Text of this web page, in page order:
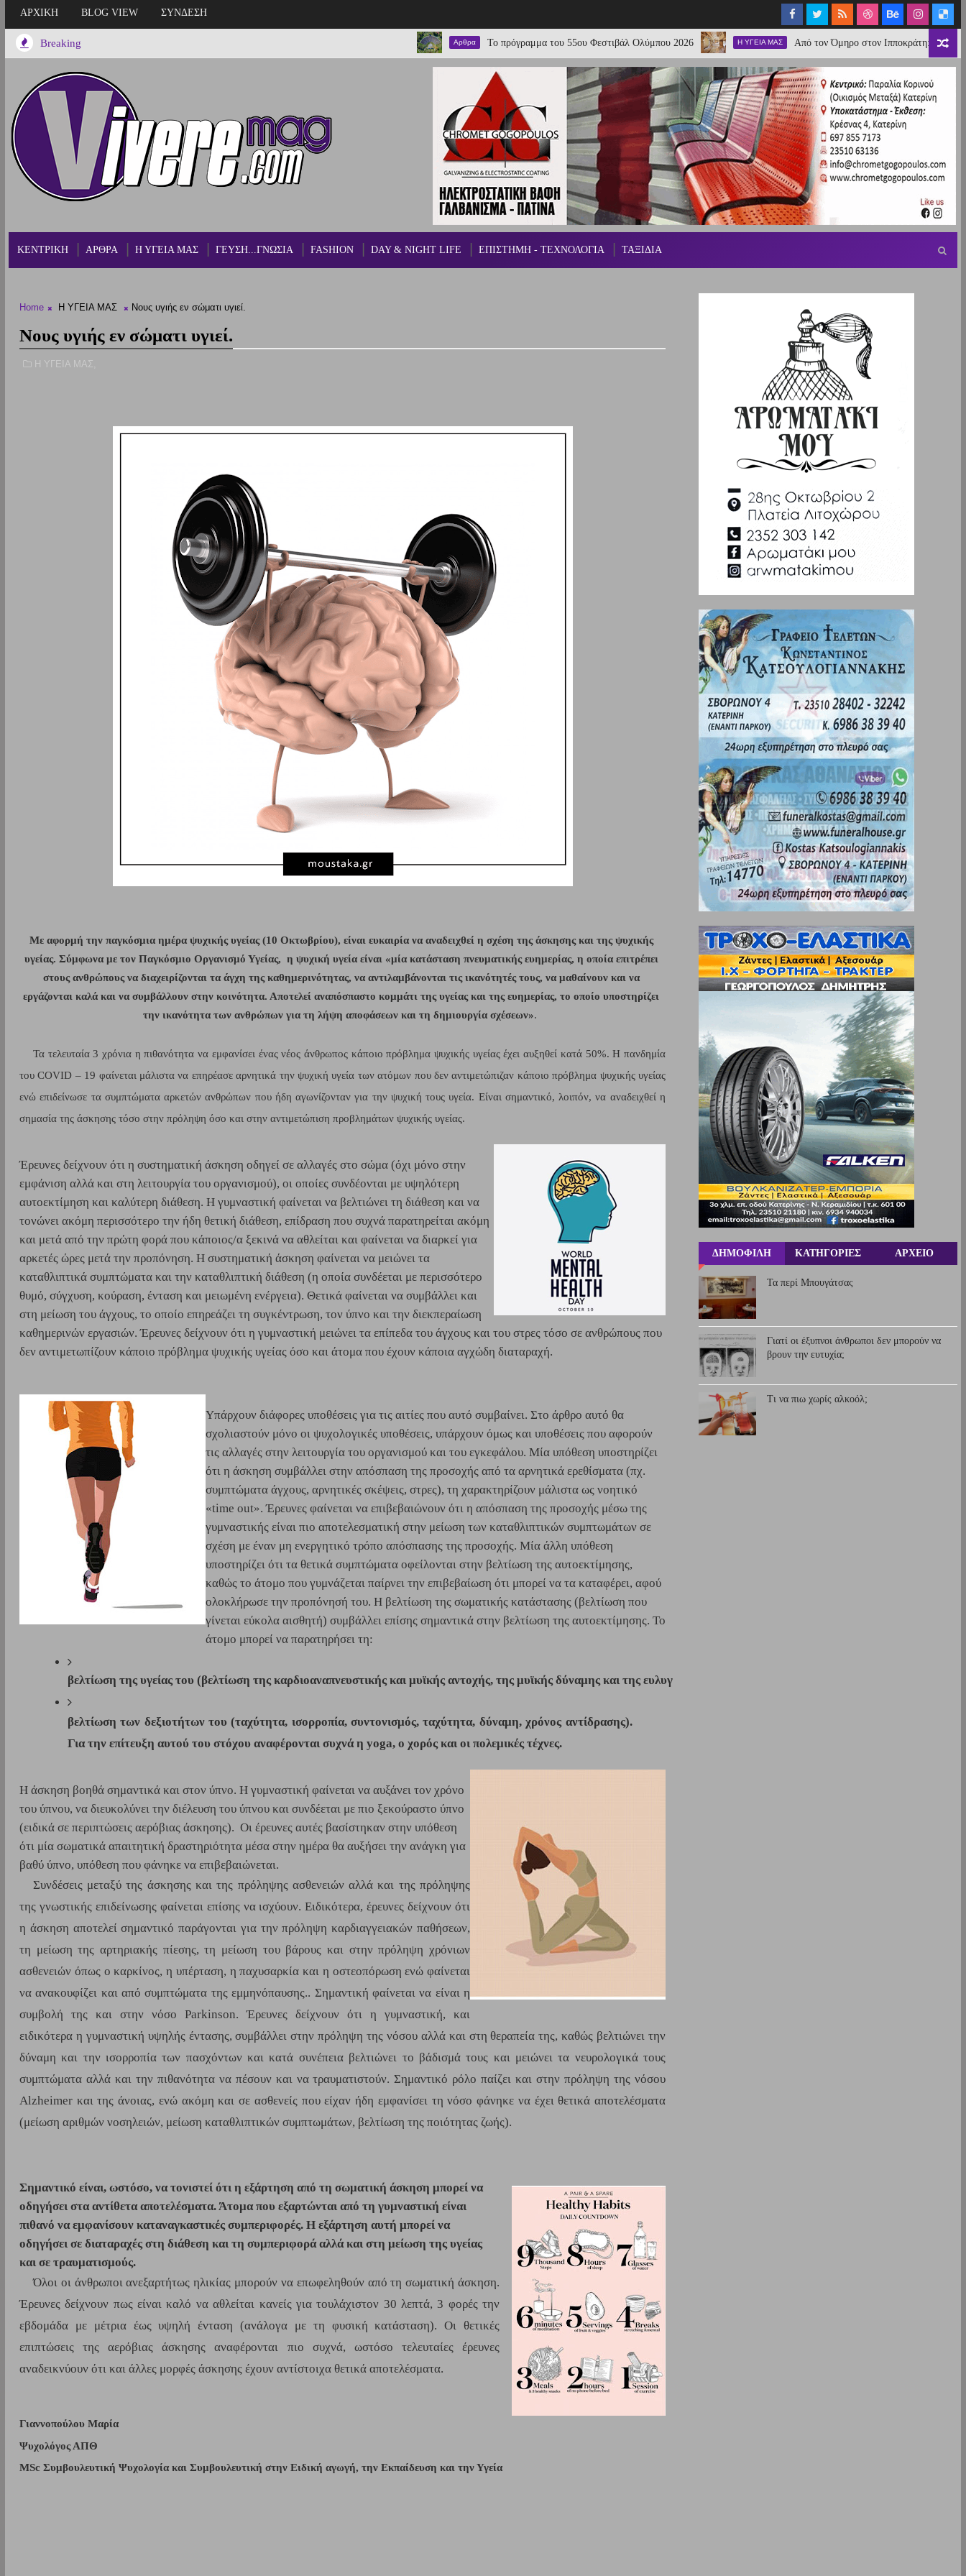
ΑΡΧΙΚΗ BLOG VIEW ΣΥΝΔΕΣΗ
Breaking Αρθρα Το πρόγραμμα του 55ου Φεστιβάλ Ολύμπου 2026 Η ΥΓΕΙΑ ΜΑΣ Από τον Όμηρο στον Ιπποκράτη: Τα Βήματα της
ΚΕΝΤΡΙΚΗ ΑΡΘΡΑ Η ΥΓΕΙΑ ΜΑΣ ΓΕΥΣΗ...ΓΝΩΣΙΑ FASHION DAY & NIGHT LIFE ΕΠΙΣΤΗΜΗ - ΤΕΧΝΟΛΟΓΙΑ ΤΑΞΙΔΙΑ
Home Η ΥΓΕΙΑ ΜΑΣ Νους υγιής εν σώματι υγιεί.
Νους υγιής εν σώματι υγιεί.
Η ΥΓΕΙΑ ΜΑΣ,
Με αφορμή την παγκόσμια ημέρα ψυχικής υγείας (10 Οκτωβρίου), είναι ευκαιρία να αναδειχθεί η σχέση της άσκησης και της ψυχικής
υγείας. Σύμφωνα με τον Παγκόσμιο Οργανισμό Υγείας,  η ψυχική υγεία είναι «μία κατάσταση πνευματικής ευημερίας, η οποία επιτρέπει
στους ανθρώπους να διαχειρίζονται τα άγχη της καθημερινότητας, να αντιλαμβάνονται τις ικανότητές τους, να μαθαίνουν και να
εργάζονται καλά και να συμβάλλουν στην κοινότητα. Αποτελεί αναπόσπαστο κομμάτι της υγείας και της ευημερίας, το οποίο υποστηρίζει
την ικανότητα των ανθρώπων για τη λήψη αποφάσεων και τη δημιουργία σχέσεων».
Τα τελευταία 3 χρόνια η πιθανότητα να εμφανίσει ένας νέος άνθρωπος κάποιο πρόβλημα ψυχικής υγείας έχει αυξηθεί κατά 50%. Η πανδημία
του COVID – 19 φαίνεται μάλιστα να επηρέασε αρνητικά την ψυχική υγεία των ατόμων που δεν αντιμετώπιζαν κάποιο πρόβλημα ψυχικής υγείας
ενώ επιδείνωσε τα συμπτώματα αρκετών ανθρώπων που ήδη αγωνίζονταν για την ψυχική τους υγεία. Είναι σημαντικό, λοιπόν, να αναδειχθεί η
σημασία της άσκησης τόσο στην πρόληψη όσο και στην αντιμετώπιση προβλημάτων ψυχικής υγείας.
Έρευνες δείχνουν ότι η συστηματική άσκηση οδηγεί σε αλλαγές στο σώμα (όχι μόνο στην
εμφάνιση αλλά και στη λειτουργία του οργανισμού), οι οποίες συνδέονται με υψηλότερη
αυτοεκτίμηση και καλύτερη διάθεση. Η γυμναστική φαίνεται να βελτιώνει τη διάθεση και να
τονώνει ακόμη περισσότερο την ήδη θετική διάθεση, επίδραση που συχνά παρατηρείται ακόμη
και μετά από την πρώτη φορά που κάποιος/α ξεκινά να αθλείται και φαίνεται να διαρκεί για
αρκετές ώρες μετά την προπόνηση. Η συστηματική άσκηση φαίνεται να μειώνει τα
καταθλιπτικά συμπτώματα και την καταθλιπτική διάθεση (η οποία συνδέεται με περισσότερο
θυμό, σύγχυση, κούραση, ένταση και μειωμένη ενέργεια). Θετικά φαίνεται να συμβάλλει και
στη μείωση του άγχους, το οποίο επηρεάζει τη συγκέντρωση, τον ύπνο και την διεκπεραίωση
καθημερινών εργασιών. Έρευνες δείχνουν ότι η γυμναστική μειώνει τα επίπεδα του άγχους και του στρες τόσο σε ανθρώπους που
δεν αντιμετωπίζουν κάποιο πρόβλημα ψυχικής υγείας όσο και άτομα που έχουν κάποια αγχώδη διαταραχή.
Υπάρχουν διάφορες υποθέσεις για τις αιτίες που αυτό συμβαίνει. Στο άρθρο αυτό θα
σχολιαστούν μόνο οι ψυχολογικές υποθέσεις, υπάρχουν όμως και υποθέσεις που αφορούν
τις αλλαγές στην λειτουργία του οργανισμού και του εγκεφάλου. Μία υπόθεση υποστηρίζει
ότι η άσκηση συμβάλλει στην απόσπαση της προσοχής από τα αρνητικά ερεθίσματα (πχ.
συμπτώματα άγχους, αρνητικές σκέψεις, στρες), τη χαρακτηρίζουν μάλιστα ως νοητικό
«time out». Έρευνες φαίνεται να επιβεβαιώνουν ότι η απόσπαση της προσοχής μέσω της
γυμναστικής είναι πιο αποτελεσματική στην μείωση των καταθλιπτικών συμπτωμάτων σε
σχέση με έναν μη ενεργητικό τρόπο απόσπασης της προσοχής. Μία άλλη υπόθεση
υποστηρίζει ότι τα θετικά συμπτώματα οφείλονται στην βελτίωση της αυτοεκτίμησης,
καθώς το άτομο που γυμνάζεται παίρνει την επιβεβαίωση ότι μπορεί να τα καταφέρει, αφού
ολοκλήρωσε την προπόνησή του. Η βελτίωση της σωματικής κατάστασης (βελτίωση που
γίνεται εύκολα αισθητή) συμβάλλει επίσης σημαντικά στην βελτίωση της αυτοεκτίμησης. Το
άτομο μπορεί να παρατηρήσει τη:
βελτίωση της υγείας του (βελτίωση της καρδιοαναπνευστικής και μυϊκής αντοχής, της μυϊκής δύναμης και της ευλυγισίας). Στην βελτίωση αυτή συμβάλλει συνήθως η
βελτίωση των δεξιοτήτων του (ταχύτητα, ισορροπία, συντονισμός, ταχύτητα, δύναμη, χρόνος αντίδρασης).
Για την επίτευξη αυτού του στόχου αναφέρονται συχνά η yoga, ο χορός και οι πολεμικές τέχνες.
Η άσκηση βοηθά σημαντικά και στον ύπνο. Η γυμναστική φαίνεται να αυξάνει τον χρόνο
του ύπνου, να διευκολύνει την διέλευση του ύπνου και συνδέεται με πιο ξεκούραστο ύπνο
(ειδικά σε περιπτώσεις αερόβιας άσκησης).  Οι έρευνες αυτές βασίστηκαν στην υπόθεση
ότι μία σωματικά απαιτητική δραστηριότητα μέσα στην ημέρα θα αυξήσει την ανάγκη για
βαθύ ύπνο, υπόθεση που φάνηκε να επιβεβαιώνεται.
Συνδέσεις μεταξύ της άσκησης και της πρόληψης ασθενειών αλλά και της πρόληψης
της γνωστικής επιδείνωσης φαίνεται επίσης να ισχύουν. Ειδικότερα, έρευνες δείχνουν ότι
η άσκηση αποτελεί σημαντικό παράγονται για την πρόληψη καρδιαγγειακών παθήσεων,
τη μείωση της αρτηριακής πίεσης, τη μείωση του βάρους και στην πρόληψη χρόνιων
ασθενειών όπως ο καρκίνος, η υπέρταση, η παχυσαρκία και η οστεοπόρωση ενώ φαίνεται
να ανακουφίζει και από συμπτώματα της εμμηνόπαυσης.. Σημαντική φαίνεται να είναι η
συμβολή της και στην νόσο Parkinson. Έρευνες δείχνουν ότι η γυμναστική, και
ειδικότερα η γυμναστική υψηλής έντασης, συμβάλλει στην πρόληψη της νόσου αλλά και στη θεραπεία της, καθώς βελτιώνει την
δύναμη και την ισορροπία των πασχόντων και κατά συνέπεια βελτιώνει το βάδισμά τους και μειώνει τα νευρολογικά τους
συμπτώματα αλλά και την πιθανότητα να πέσουν και να τραυματιστούν. Σημαντικό ρόλο παίζει και στην πρόληψη της νόσου
Alzheimer και της άνοιας, ενώ ακόμη και σε ασθενείς που είχαν ήδη εμφανίσει τη νόσο φάνηκε να έχει θετικά αποτελέσματα
(μείωση αριθμών νοσηλειών, μείωση καταθλιπτικών συμπτωμάτων, βελτίωση της ποιότητας ζωής).
Σημαντικό είναι, ωστόσο, να τονιστεί ότι η εξάρτηση από τη σωματική άσκηση μπορεί να
οδηγήσει στα αντίθετα αποτελέσματα. Άτομα που εξαρτώνται από τη γυμναστική είναι
πιθανό να εμφανίσουν καταναγκαστικές συμπεριφορές. Η εξάρτηση αυτή μπορεί να
οδηγήσει σε διαταραχές στη διάθεση και τη συμπεριφορά αλλά και στη μείωση της υγείας
και σε τραυματισμούς.
Όλοι οι άνθρωποι ανεξαρτήτως ηλικίας μπορούν να επωφεληθούν από τη σωματική άσκηση.
Έρευνες δείχνουν πως είναι καλό να αθλείται κανείς για τουλάχιστον 30 λεπτά, 3 φορές την
εβδομάδα με μέτρια έως υψηλή ένταση (ανάλογα με τη φυσική κατάσταση). Οι θετικές
επιπτώσεις της αερόβιας άσκησης αναφέρονται πιο συχνά, ωστόσο τελευταίες έρευνες
αναδεικνύουν ότι και άλλες μορφές άσκησης έχουν αντίστοιχα θετικά αποτελέσματα.
Γιαννοπούλου Μαρία
Ψυχολόγος ΑΠΘ
MSc Συμβουλευτική Ψυχολογία και Συμβουλευτική στην Ειδική αγωγή, την Εκπαίδευση και την Υγεία
ΔΗΜΟΦΙΛΗ ΚΑΤΗΓΟΡΙΕΣ ΑΡΧΕΙΟ
Τα περί Μπουγάτσας
Γιατί οι έξυπνοι άνθρωποι δεν μπορούν να
βρουν την ευτυχία;
Τι να πιω χωρίς αλκοόλ;